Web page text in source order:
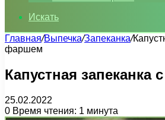
Искать
Главная/Выпечка/Запеканка/
фаршем
Капустная запеканка
25.02.2022
0 Время чтения: 1 минута